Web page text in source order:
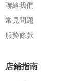
聯絡我們
常見問題
服務條款
店鋪指南